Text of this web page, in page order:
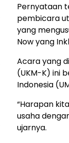
Pernyataan
pembicara
yang
Now yang
Acara yang
(UKM-K) ini
Indonesia
“Harapan
usaha
ujarnya.